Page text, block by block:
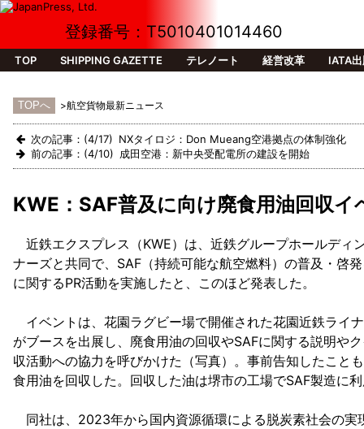
登録番号：T5010401014460
TOP SHIPPING GAZETTE テレノート 経営改革 IATA
>航空貨物最新ニュース
次の記事：(4/17) NXタイロジ：Don Mueang空港拠点の体制強化
前の記事：(4/10) 成田空港：新中央受配電所の建設を開始
KWE：SAF普及に向け廃食用油回収イ
近鉄エクスプレス（KWE）は、近鉄グループホールディ
ナーズと共同で、SAF（持続可能な航空燃料）の普及・啓
に関するPR活動を実施したと、このほど発表した。
イベントは、花園ラグビー場で開催された花園近鉄ライ
がブースを出展し、廃食用油の回収やSAFに関する説明や
収活動への協力を呼びかけた（写真）。事前告知したこと
食用油を回収した。回収した油は堺市の工場でSAF製造に
同社は、2023年から国内資源循環による脱炭素社会の